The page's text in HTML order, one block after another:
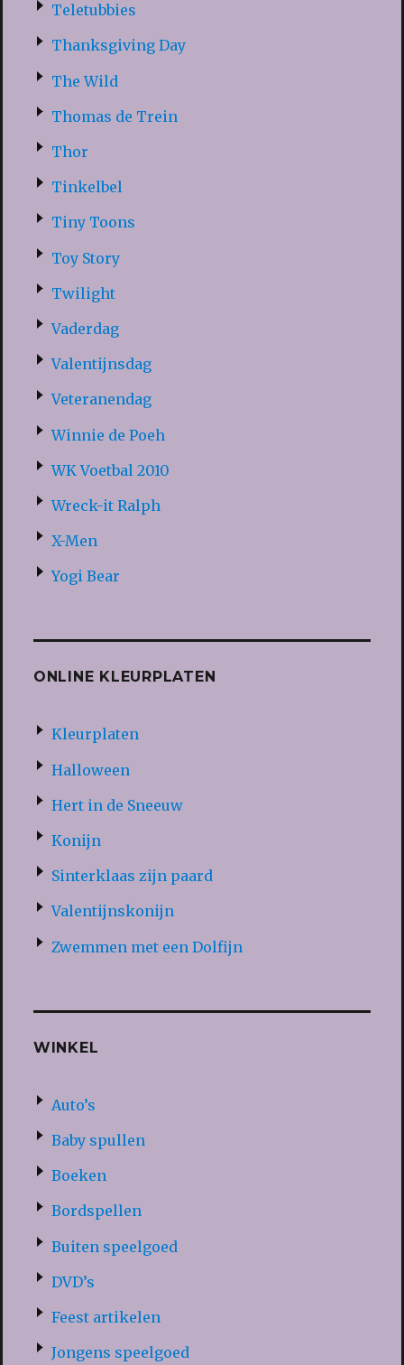
Teletubbies
Thanksgiving Day
The Wild
Thomas de Trein
Thor
Tinkelbel
Tiny Toons
Toy Story
Twilight
Vaderdag
Valentijnsdag
Veteranendag
Winnie de Poeh
WK Voetbal 2010
Wreck-it Ralph
X-Men
Yogi Bear
ONLINE KLEURPLATEN
Kleurplaten
Halloween
Hert in de Sneeuw
Konijn
Sinterklaas zijn paard
Valentijnskonijn
Zwemmen met een Dolfijn
WINKEL
Auto’s
Baby spullen
Boeken
Bordspellen
Buiten speelgoed
DVD’s
Feest artikelen
Jongens speelgoed